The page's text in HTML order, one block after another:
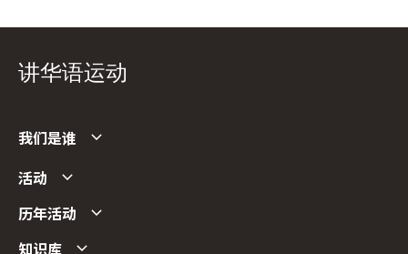
讲华语运动
我们是谁
活动
历年活动
知识库